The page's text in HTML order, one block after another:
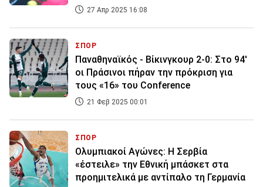
27 Απρ 2025 16:08
ΣΠΟΡ
Παναθηναϊκός - Βίκινγκουρ 2-0: Στο 94'
οι Πράσινοι πήραν την πρόκριση για
τους «16» του Conference
21 Φεβ 2025 00:01
ΣΠΟΡ
Ολυμπιακοί Αγώνες: Η Σερβία
«έστειλε» την Εθνική μπάσκετ στα
προημιτελικά με αντίπαλο τη Γερμανία